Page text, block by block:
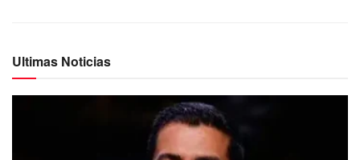
Ultimas Noticias